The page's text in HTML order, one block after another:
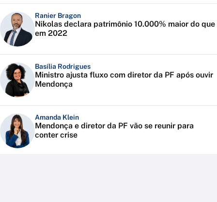
Ranier Bragon
Nikolas declara patrimônio 10.000% maior do que
em 2022
Basília Rodrigues
Ministro ajusta fluxo com diretor da PF após ouvir
Mendonça
Amanda Klein
Mendonça e diretor da PF vão se reunir para
conter crise